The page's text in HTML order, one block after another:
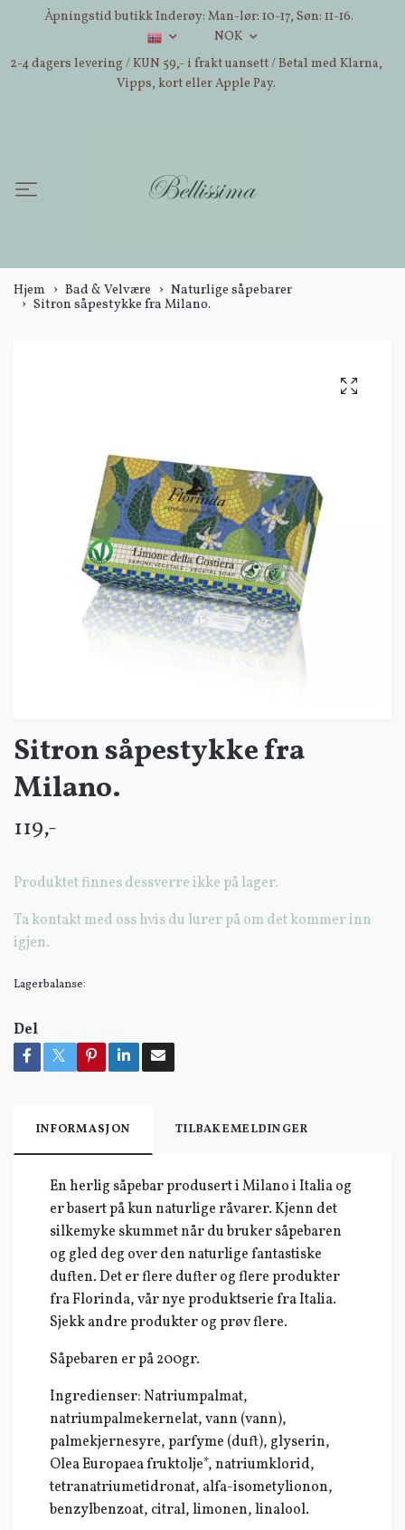
Åpningstid butikk Inderøy: Man-lør: 10-17, Søn: 11-16.
NOK
2-4 dagers levering / KUN 59,- i frakt uansett / Betal med Klarna,
Vipps, kort eller Apple Pay.
Hjem Bad & Velvære
Naturlige såpebarer
Sitron såpestykke fra Milano.
Sitron såpestykke fra
Milano.
119,-
Produktet finnes dessverre ikke på lager.
Ta kontakt med oss hvis du lurer på om det kommer inn
igjen.
Lagerbalanse:
Del
INFORMASJON TILBAKEMELDINGER
En herlig såpebar produsert i Milano i Italia og
er basert på kun naturlige råvarer. Kjenn det
silkemyke skummet når du bruker såpebaren
og gled deg over den naturlige fantastiske
duften. Det er flere dufter og flere produkter
fra Florinda, vår nye produktserie fra Italia.
Sjekk andre produkter og prøv flere.
Såpebaren er på 200gr.
Ingredienser: Natriumpalmat,
natriumpalmekernelat, vann (vann),
palmekjernesyre, parfyme (duft), glyserin,
Olea Europaea fruktolje*, natriumklorid,
tetranatriumetidronat, alfa-isometylionon,
benzylbenzoat, citral, limonen, linalool.